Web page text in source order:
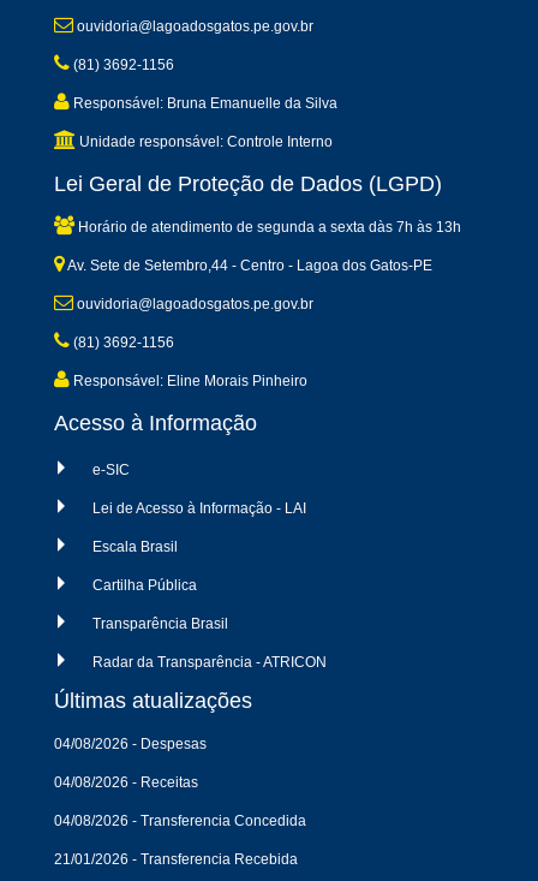
ouvidoria@lagoadosgatos.pe.gov.br
(81) 3692-1156
Responsável: Bruna Emanuelle da Silva
Unidade responsável: Controle Interno
Lei Geral de Proteção de Dados (LGPD)
Horário de atendimento de segunda a sexta dàs 7h às 13h
Av. Sete de Setembro,44 - Centro - Lagoa dos Gatos-PE
ouvidoria@lagoadosgatos.pe.gov.br
(81) 3692-1156
Responsável: Eline Morais Pinheiro
Acesso à Informação
e-SIC
Lei de Acesso à Informação - LAI
Escala Brasil
Cartilha Pública
Transparência Brasil
Radar da Transparência - ATRICON
Últimas atualizações
04/08/2026 - Despesas
04/08/2026 - Receitas
04/08/2026 - Transferencia Concedida
21/01/2026 - Transferencia Recebida